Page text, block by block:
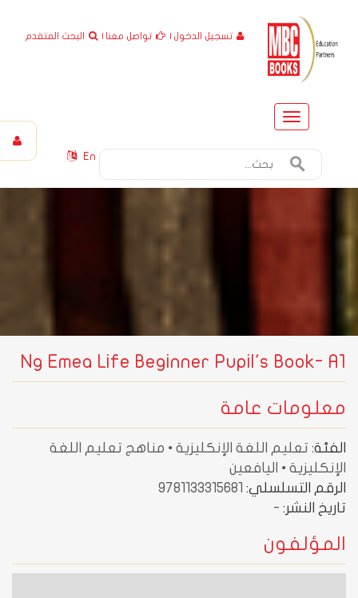
| البحث المتقدم | تواصل معنا تسجيل الدخول
Toggle
navigation
En
Ng Emea Life Beginner Pupil's Book- A1
معلومات عامة
الفئة: تعليم اللغة الإنكليزية • مناهج تعليم اللغة
الإنكليزية • اليافعين
الرقم التسلسلي: 9781133315681
تاريخ النشر: -
المؤلفون